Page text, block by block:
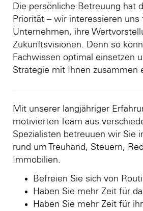
Die persönliche Betreuung hat
Priorität – wir interessieren uns
Unternehmen, ihre
Zukunftsvisionen. Denn so
Fachwissen optimal einsetzen
Strategie mit Ihnen zusammen
Mit unserer langjähriger
motivierten Team aus
Spezialisten betreuuen wir Sie
rund um Treuhand, Steuern,
Immobilien.
Befreien Sie sich von
Haben Sie mehr Zeit für
Haben Sie mehr Zeit für